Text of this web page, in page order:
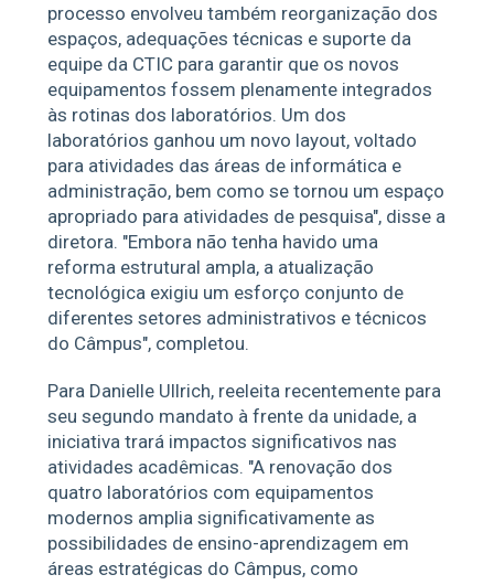
processo envolveu também reorganização dos
espaços, adequações técnicas e suporte da
equipe da CTIC para garantir que os novos
equipamentos fossem plenamente integrados
às rotinas dos laboratórios. Um dos
laboratórios ganhou um novo layout, voltado
para atividades das áreas de informática e
administração, bem como se tornou um espaço
apropriado para atividades de pesquisa", disse a
diretora. "Embora não tenha havido uma
reforma estrutural ampla, a atualização
tecnológica exigiu um esforço conjunto de
diferentes setores administrativos e técnicos
do Câmpus", completou.
Para Danielle Ullrich, reeleita recentemente para
seu segundo mandato à frente da unidade, a
iniciativa trará impactos significativos nas
atividades acadêmicas. "A renovação dos
quatro laboratórios com equipamentos
modernos amplia significativamente as
possibilidades de ensino-aprendizagem em
áreas estratégicas do Câmpus, como